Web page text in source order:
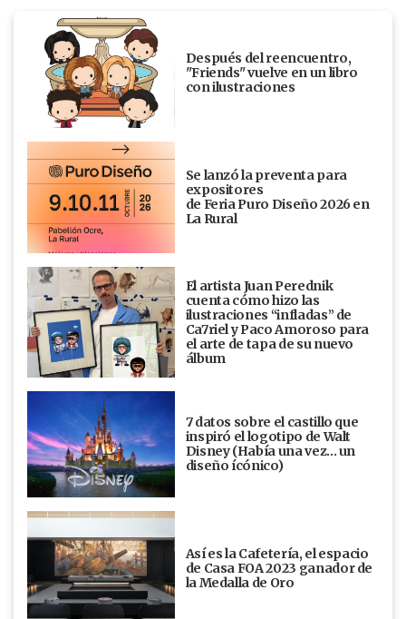
Después del reencuentro,
"Friends" vuelve en un libro
con ilustraciones
Se lanzó la preventa para
expositores
de Feria Puro Diseño 2026 en
La Rural
El artista Juan Perednik
cuenta cómo hizo las
ilustraciones “infladas” de
Ca7riel y Paco Amoroso para
el arte de tapa de su nuevo
álbum
7 datos sobre el castillo que
inspiró el logotipo de Walt
Disney (Había una vez... un
diseño ícónico)
Así es la Cafetería, el espacio
de Casa FOA 2023 ganador de
la Medalla de Oro